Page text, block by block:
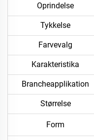
Oprindelse
Tykkelse
Farvevalg
Karakteristika
Brancheapplikation
Størrelse
Form